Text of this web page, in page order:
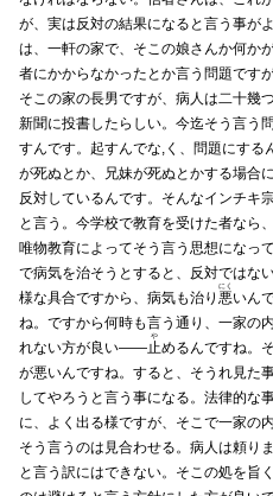
が、実は反対の結果になると言う事が
は、一軒の家で、そこの娘さんか何か
者にかからなかったとか言う問題です
そこの家の長男ですが、病人は二十幾
新聞に投書したらしい。今迄そう言う
すんです。起すんでな,く、問題にす
が死ぬとか、兄妹が死ぬとかする場
反対しているんです。そんなインチキ
と言う。今学校で教育を受けた者なら
唯物教育によってそう言う思想になっ
で病気を治そうとすると、反対ではな
様な具合ですから、病気も治り 悪
にく
いん
ね。ですから何時も言う通り、一家の
れない方が良い――止
や
めるんですね。
が悪いんですね。すると、そうれ見た
してやろうと言う事になる。法律的な
に、よく出る様ですが、そこで一家
そう言うのは見合わせる。病人は頼り
と言う訳にはできない。そこの処を旨